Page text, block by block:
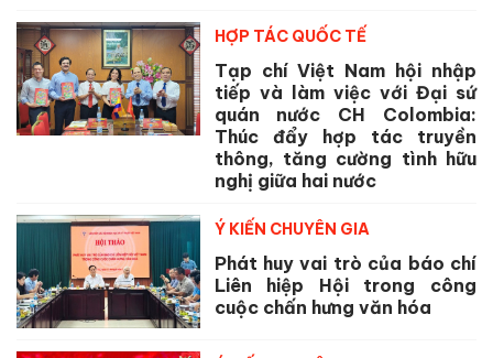
HỢP TÁC QUỐC TẾ
Tạp chí Việt Nam hội nhập
tiếp và làm việc với Đại sứ
quán nước CH Colombia:
Thúc đẩy hợp tác truyền
thông, tăng cường tình hữu
nghị giữa hai nước
Ý KIẾN CHUYÊN GIA
Phát huy vai trò của báo chí
Liên hiệp Hội trong công
cuộc chấn hưng văn hóa